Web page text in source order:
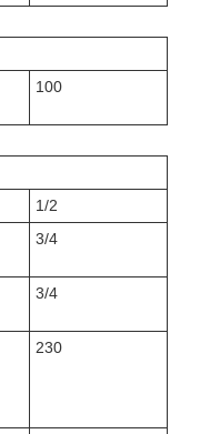
100
1/2
3/4
3/4
230